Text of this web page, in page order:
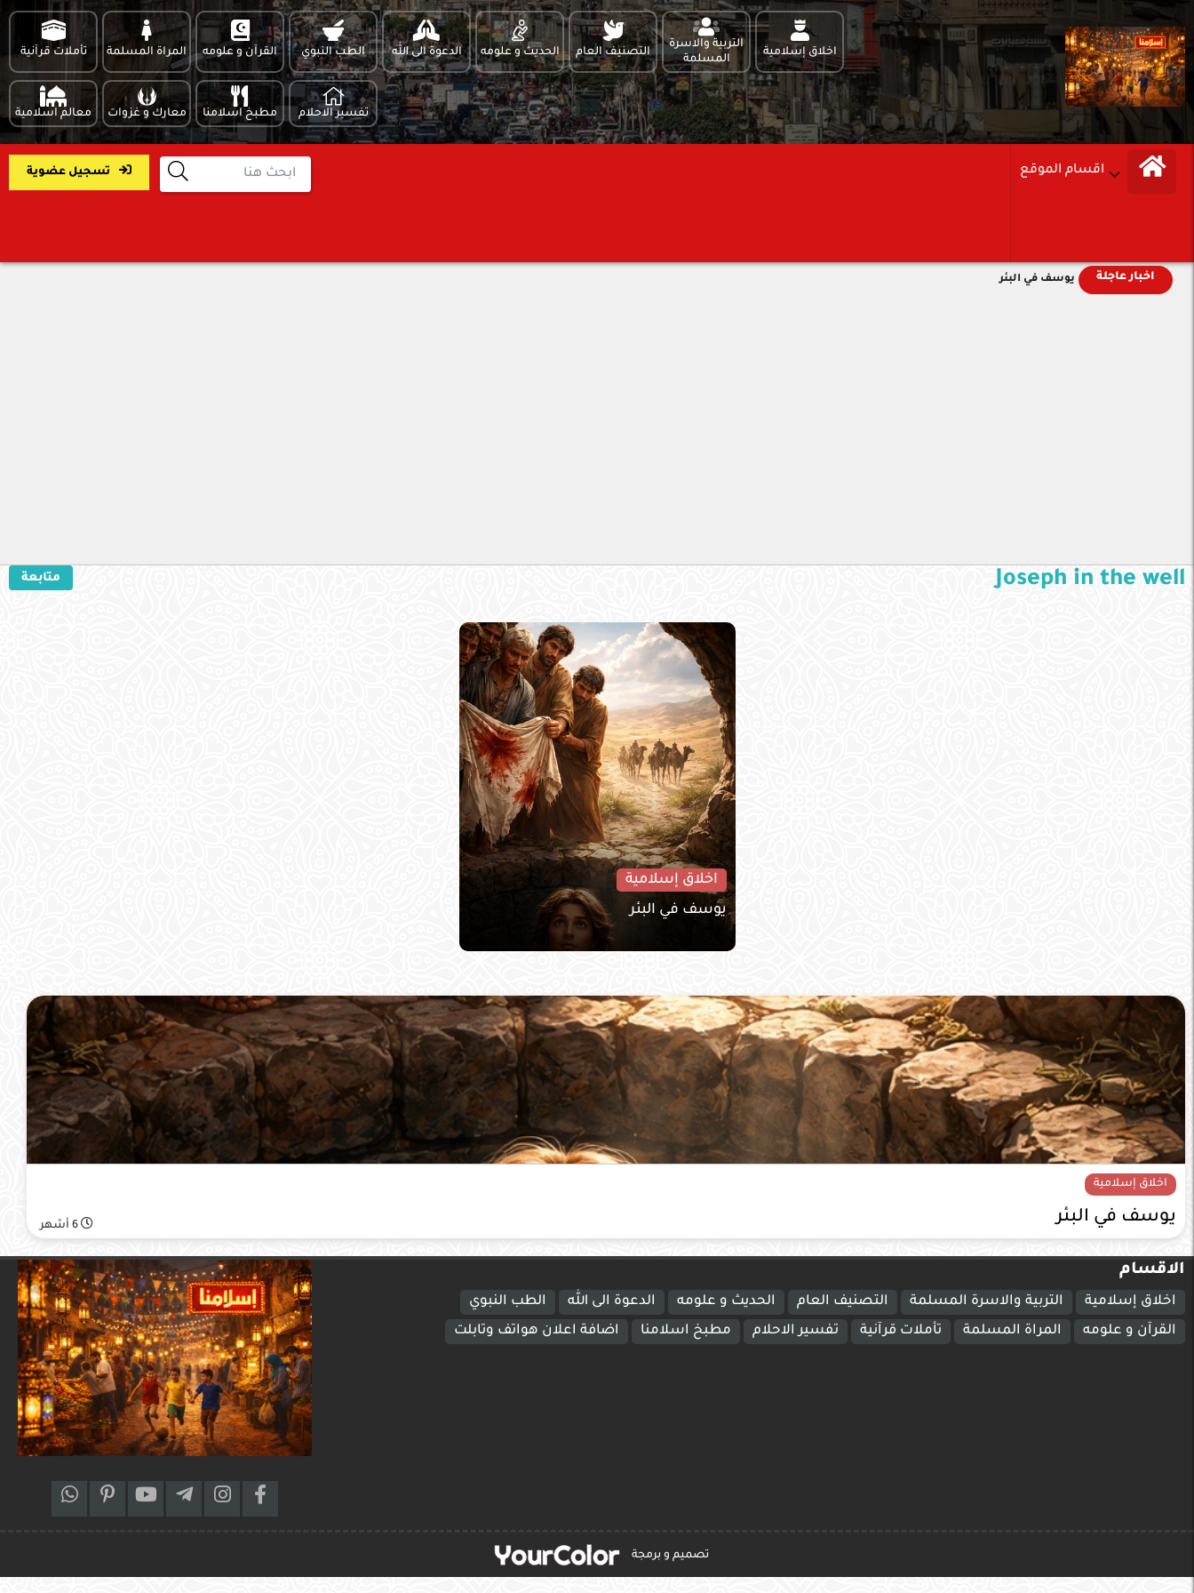
اخلاق إسلامية
التربية والاسرة
المسلمة
التصنيف العام الحديث و علومه الدعوة الى الله الطب النبوي القرآن و علومه المراة المسلمة تأملات قرآنية
تفسير الاحلام مطبخ اسلامنا معارك و غزوات معالم اسلامية
اقسام الموقع تسجيل عضوية
اخبار عاجلة يوسف في البئر
Joseph in the well متابعة
اخلاق إسلامية
يوسف في البئر
اخلاق إسلامية
يوسف في البئر
الاقسام
اخلاق إسلامية التربية والاسرة المسلمة التصنيف العام الحديث و علومه الدعوة الى الله
الطب النبوي
القرآن و علومه
المراة المسلمة تأملات قرآنية تفسير الاحلام مطبخ اسلامنا اضافة اعلان هواتف وتابلت
تصميم و برمجة